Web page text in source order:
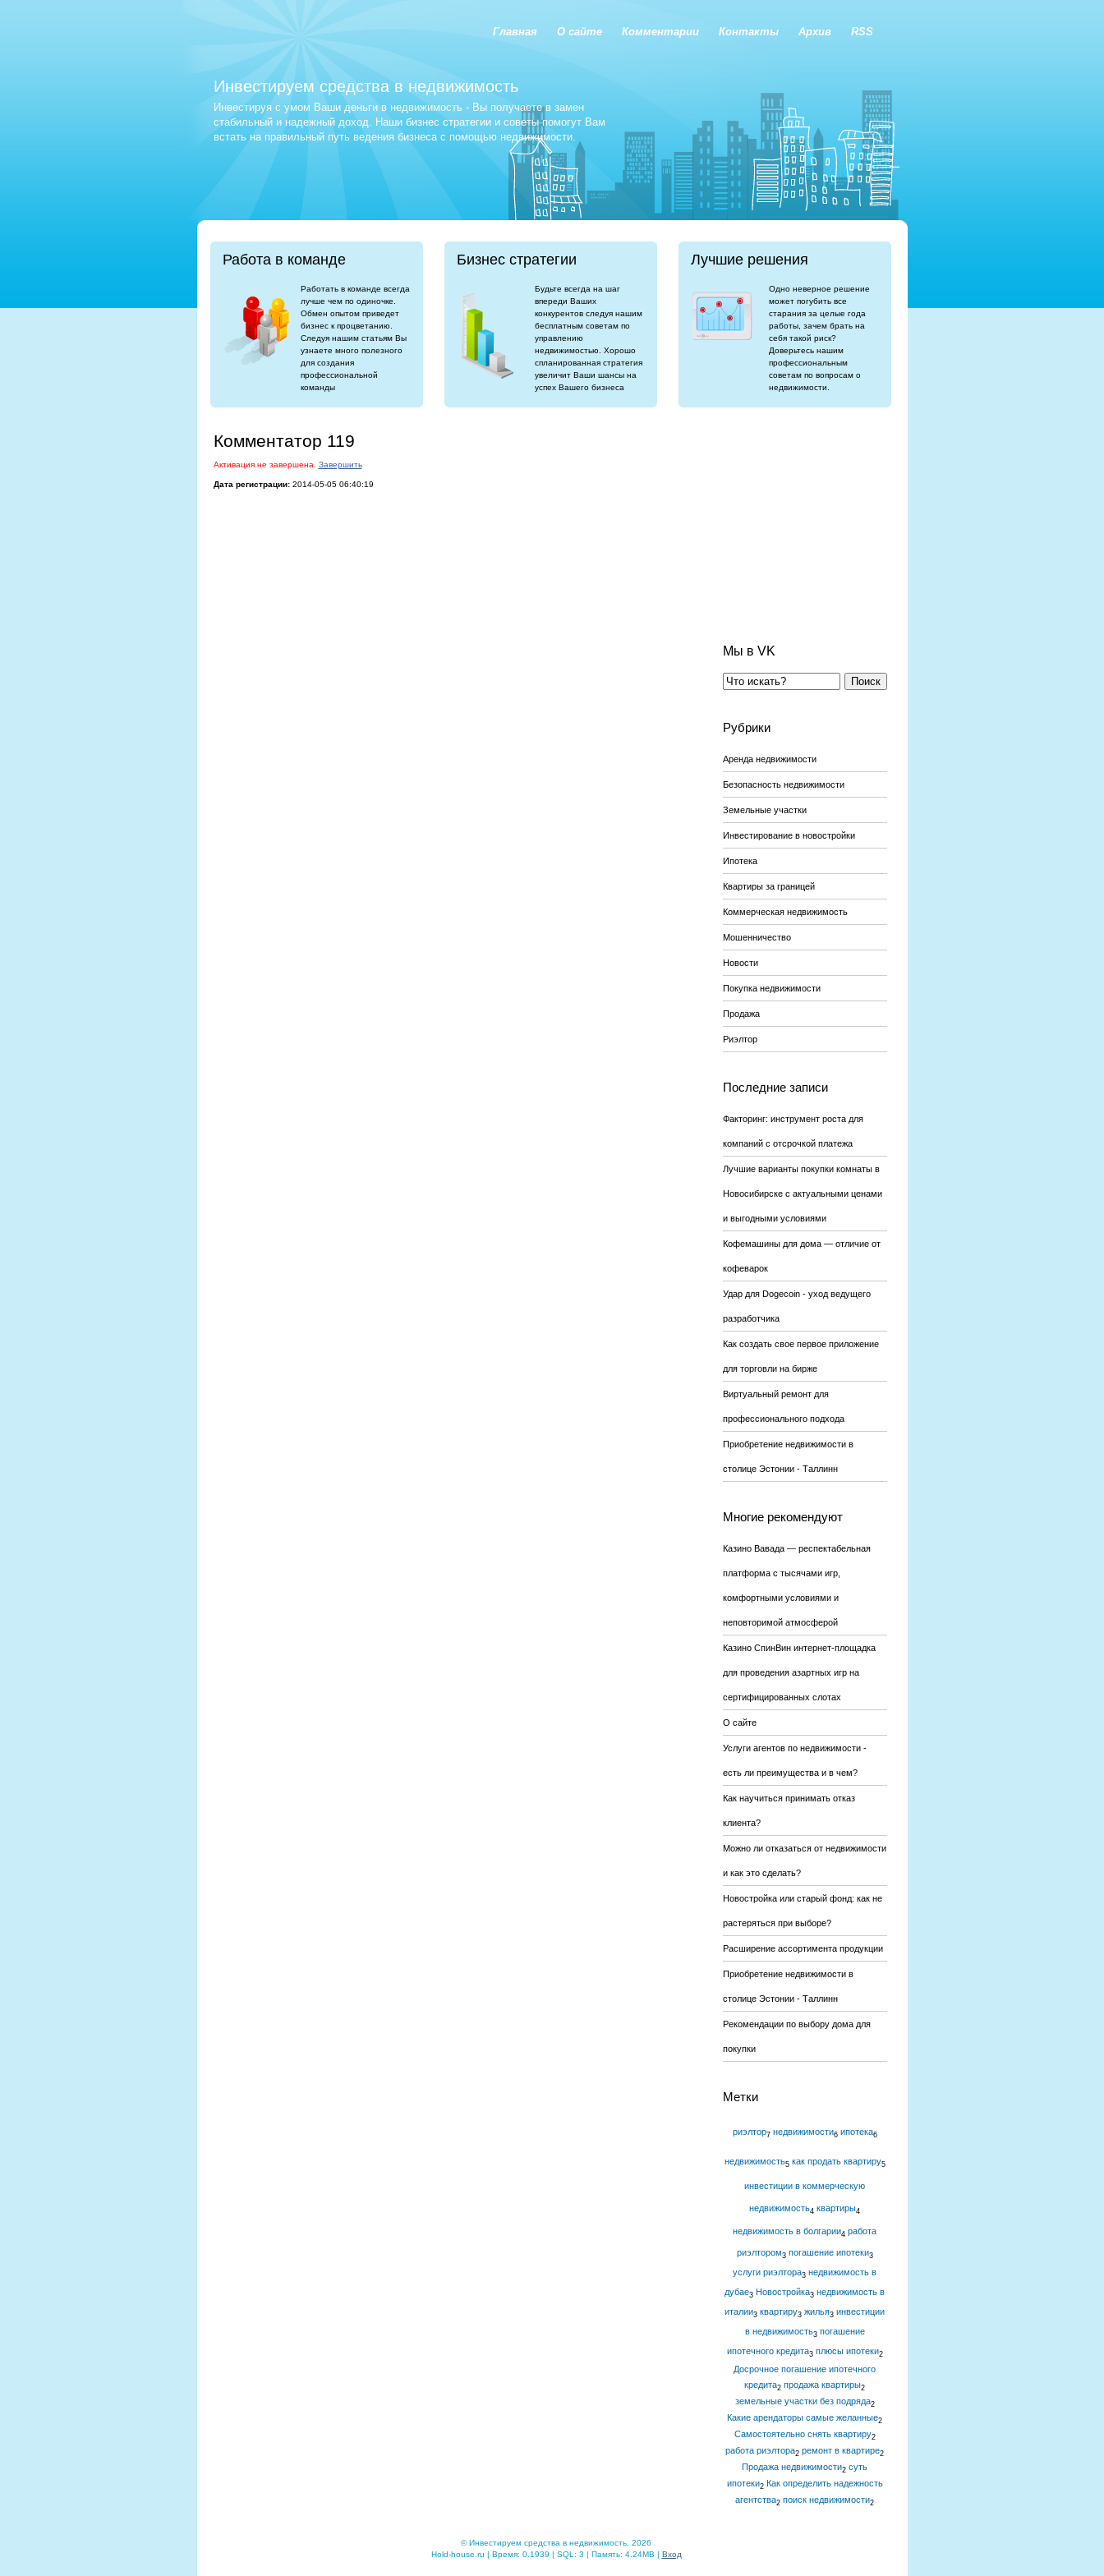
Главная О сайте Комментарии Контакты Архив RSS
Инвестируем средства в недвижимость
Инвестируя с умом Ваши деньги в недвижимость - Вы получаете в замен
стабильный и надежный доход. Наши бизнес стратегии и советы помогут Вам
встать на правильный путь ведения бизнеса с помощью недвижимости.
Работа в команде
Работать в команде всегда
лучше чем по одиночке.
Обмен опытом приведет
бизнес к процветанию.
Следуя нашим статьям Вы
узнаете много полезного
для создания
профессиональной
команды
Бизнес стратегии
Будьте всегда на шаг
впереди Ваших
конкурентов следуя нашим
бесплатным советам по
управлению
недвижимостью. Хорошо
спланированная стратегия
увеличит Ваши шансы на
успех Вашего бизнеса
Лучшие решения
Одно неверное решение
может погубить все
старания за целые года
работы, зачем брать на
себя такой риск?
Доверьтесь нашим
профессиональным
советам по вопросам о
недвижимости.
Комментатор 119
Активация не завершена. Завершить
Дата регистрации:2014-05-05 06:40:19
Мы в VK
Поиск
Рубрики
Аренда недвижимости
Безопасность недвижимости
Земельные участки
Инвестирование в новостройки
Ипотека
Квартиры за границей
Коммерческая недвижимость
Мошенничество
Новости
Покупка недвижимости
Продажа
Риэлтор
Последние записи
Факторинг: инструмент роста для
компаний с отсрочкой платежа
Лучшие варианты покупки комнаты в
Новосибирске с актуальными ценами
и выгодными условиями
Кофемашины для дома — отличие от
кофеварок
Удар для Dogecoin - уход ведущего
разработчика
Как создать свое первое приложение
для торговли на бирже
Виртуальный ремонт для
профессионального подхода
Приобретение недвижимости в
столице Эстонии - Таллинн
Многие рекомендуют
Казино Вавада — респектабельная
платформа с тысячами игр,
комфортными условиями и
неповторимой атмосферой
Казино СпинВин интернет-площадка
для проведения азартных игр на
сертифицированных слотах
О сайте
Услуги агентов по недвижимости -
есть ли преимущества и в чем?
Как научиться принимать отказ
клиента?
Можно ли отказаться от недвижимости
и как это сделать?
Новостройка или старый фонд: как не
растеряться при выборе?
Расширение ассортимента продукции
Приобретение недвижимости в
столице Эстонии - Таллинн
Рекомендации по выбору дома для
покупки
Метки
риэлтор7 недвижимости6 ипотека6
недвижимость5 как продать квартиру5
инвестиции в коммерческую
недвижимость4 квартиры4
недвижимость в болгарии4 работа
риэлтором3 погашение ипотеки3
услуги риэлтора3 недвижимость в
дубае3 Новостройка3 недвижимость в
италии3 квартиру3 жилья3 инвестиции
в недвижимость3 погашение
ипотечного кредита3 плюсы ипотеки2
Досрочное погашение ипотечного
кредита2 продажа квартиры2
земельные участки без подряда2
Какие арендаторы самые желанные2
Самостоятельно снять квартиру2
работа риэлтора2 ремонт в квартире2
Продажа недвижимости2 суть
ипотеки2 Как определить надежность
агентства2 поиск недвижимости2
© Инвестируем средства в недвижимость, 2026
Hold-house.ru | Время: 0.1939 | SQL: 3 | Память: 4.24MB | Вход